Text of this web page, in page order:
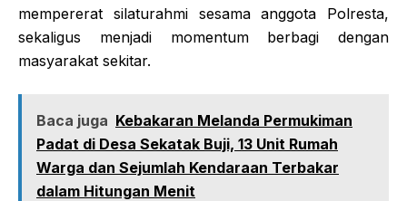
mempererat silaturahmi sesama anggota Polresta,
sekaligus menjadi momentum berbagi dengan
masyarakat sekitar.
Baca juga Kebakaran Melanda Permukiman
Padat di Desa Sekatak Buji, 13 Unit Rumah
Warga dan Sejumlah Kendaraan Terbakar
dalam Hitungan Menit